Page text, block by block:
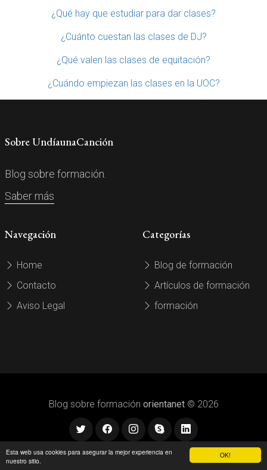
OK!
Esta web usa cookies para asegurar la mejor experiencia en
nuestro sitio.
¿Qué hay que estudiar para dar clases?
¿Cuánto cuestan las clases de DJ?
¿Qué valen las clases de equitación?
¿Cuándo empiezan las clases en la UOC?
Sobre UndíaunaCanción
Blog sobre formación.
Saber más
Navegación
Home
Contacto
Aviso Legal
Categorías
Blog de formación
Artículos de formación
formación
Blog sobre formación orientanet© 2026